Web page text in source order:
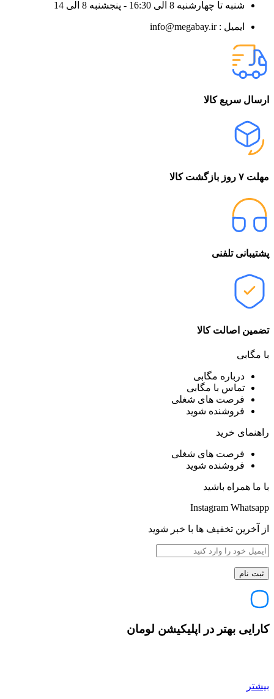
شنبه تا چهارشنبه 8 الی 16:30 - پنجشنبه 8 الی 14
ایمیل : info@megabay.ir
ارسال سریع کالا
مهلت ۷ روز بازگشت کالا
پشتیبانی تلفنی
تضمین اصالت کالا
با مگابی
درباره مگابی
تماس با مگابی
فرصت های شغلی
فروشنده شوید
راهنمای خرید
فرصت های شغلی
فروشنده شوید
با ما همراه باشید
Instagram Whatsapp
از آخرین تخفیف ها با خبر شوید
کارایی بهتر در اپلیکیشن لومان
بیشتر